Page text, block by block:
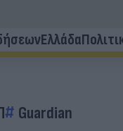
Ελλάδα
Guardian